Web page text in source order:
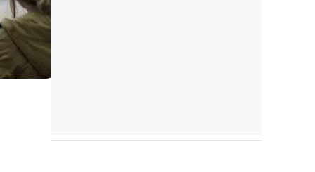
Tráiler en español 'Outcome' (2026)